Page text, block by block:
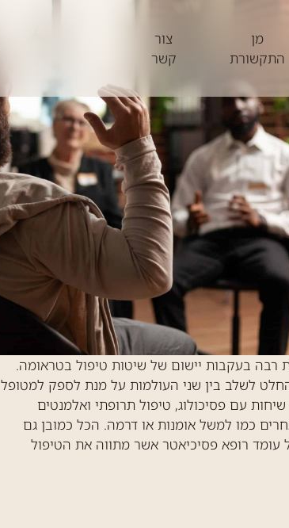
מן
התקשורת
צור
קשר
רבה בעקבות יישום של שיטות טיפול בטראומה.
לשלב בין שני העולמות על מנת לספק למטופל
עם פסיכולוג, טיפול תרופתי ואלמנטים
כמו למשל אומנות או דרמה. הכל כמובן גם
עומד רופא פסיכיאטר אשר מתווה את הטיפול